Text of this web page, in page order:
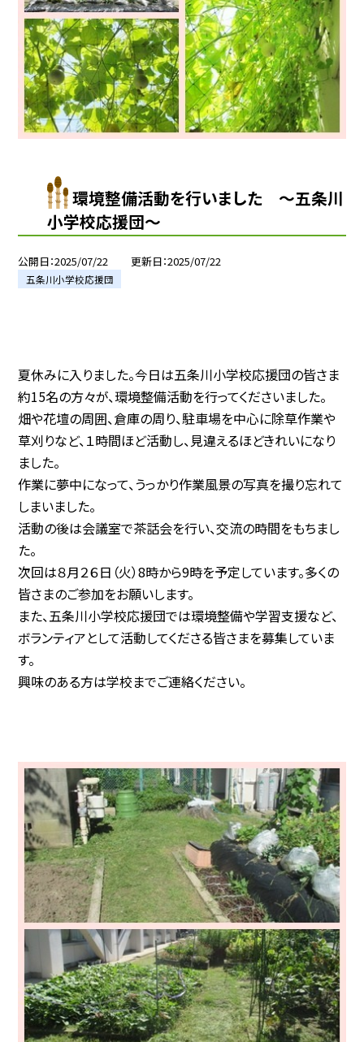
環境整備活動を行いました ～五条川
小学校応援団～
公開日 2025/07/22 更新日 2025/07/22
五条川小学校応援団
夏休みに入りました。今日は五条川小学校応援団の皆さま
約15名の方々が、環境整備活動を行ってくださいました。
畑や花壇の周囲、倉庫の周り、駐車場を中心に除草作業や
草刈りなど、１時間ほど活動し、見違えるほどきれいになり
ました。
作業に夢中になって、うっかり作業風景の写真を撮り忘れて
しまいました。
活動の後は会議室で茶話会を行い、交流の時間をもちまし
た。
次回は８月２６日（火）8時から9時を予定しています。多くの
皆さまのご参加をお願いします。
また、五条川小学校応援団では環境整備や学習支援など、
ボランティアとして活動してくださる皆さまを募集していま
す。
興味のある方は学校までご連絡ください。